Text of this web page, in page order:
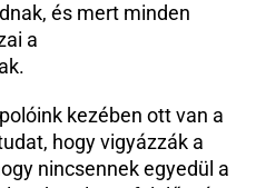
és mert minden
a
kezében ott van a
hogy vigyázzák a
nincsennek egyedül a